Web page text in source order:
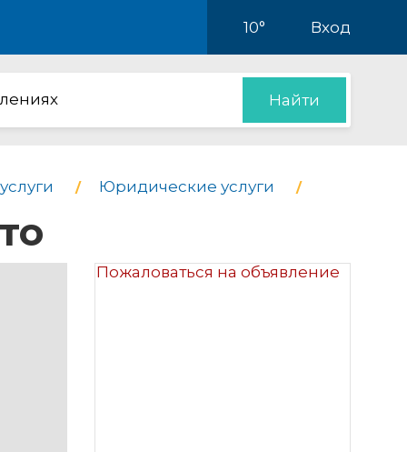
10° Вход
Найти
Юридические услуги
Пожаловаться на объявление